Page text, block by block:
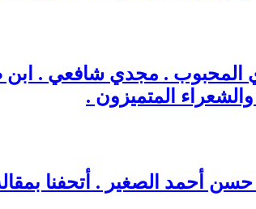
المحبوب . مجدي شافعي . ابن
والشعراء المتميزون .
. حسن أحمد الصغير . أتحفنا